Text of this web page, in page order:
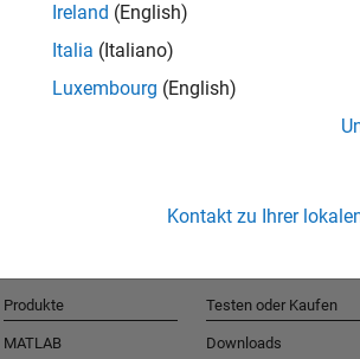
Ireland (English)
Italia (Italiano)
Luxembourg (English)
Kontakt zu Ihrer
Produkte
MATLAB
Testen oder Kaufen
Downloads